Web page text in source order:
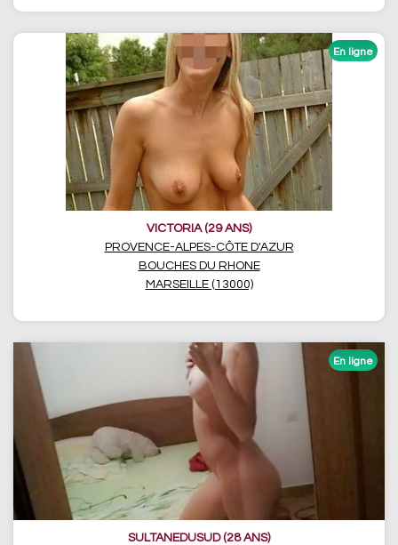
VICTORIA (29 ANS)
PROVENCE-ALPES-CÔTE D'AZUR
BOUCHES DU RHONE
MARSEILLE (13000)
SULTANEDUSUD (28 ANS)